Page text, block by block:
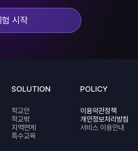
시작
SOLUTION
학교안
학교밖
지역연계
특수교육
POLICY
이용약관정책
개인정보처리방침
서비스 이용안내